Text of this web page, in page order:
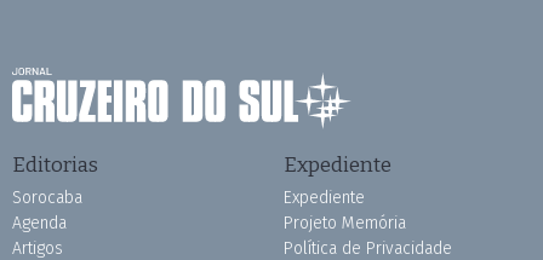
Editorias
Sorocaba
Agenda
Artigos
Expediente
Expediente
Projeto Memória
Política de Privacidade